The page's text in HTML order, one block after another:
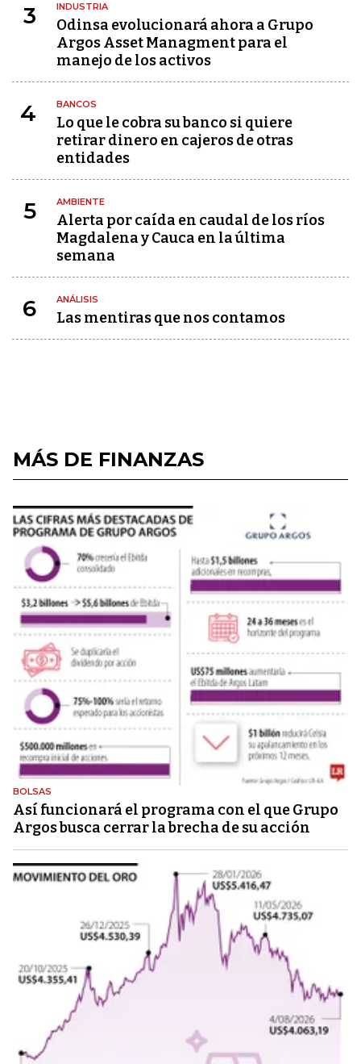
3 INDUSTRIA
Odinsa evolucionará ahora a Grupo
Argos Asset Managment para el
manejo de los activos
4 BANCOS
Lo que le cobra su banco si quiere
retirar dinero en cajeros de otras
entidades
5 AMBIENTE
Alerta por caída en caudal de los ríos
Magdalena y Cauca en la última
semana
6 ANÁLISIS
Las mentiras que nos contamos
MÁS DE FINANZAS
BOLSAS
Así funcionará el programa con el que Grupo
Argos busca cerrar la brecha de su acción